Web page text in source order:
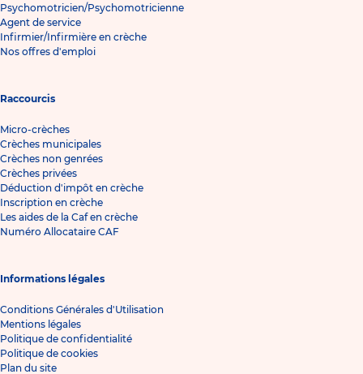
Psychomotricien/Psychomotricienne
Agent de service
Infirmier/Infirmière en crèche
Nos offres d'emploi
Raccourcis
Micro-crèches
Crèches municipales
Crèches non genrées
Crèches privées
Déduction d'impôt en crèche
Inscription en crèche
Les aides de la Caf en crèche
Numéro Allocataire CAF
Informations légales
Conditions Générales d'Utilisation
Mentions légales
Politique de confidentialité
Politique de cookies
Plan du site